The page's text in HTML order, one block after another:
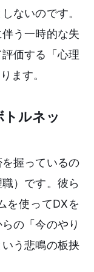
ないのです。
う一時的な失
価する「心理
ます。
トルネッ
握っているの
）です。彼ら
を使ってDXを
の「今のやり
う悲鳴の板挟